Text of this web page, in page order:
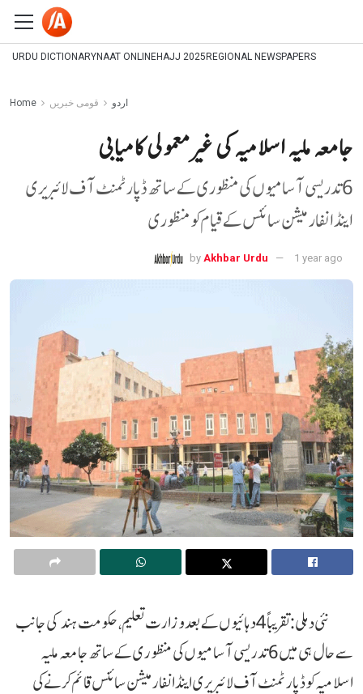
URDU DICTIONARYNAAT ONLINEHAJJ 2025 REGIONAL NEWSPAPERS
Home اردو قومی خبریں
جامعہ ملیہ اسلامیہ کی غیر معمولی کامیابی
6 تدریسی آسامیوں کی منظوری کے ساتھ ڈپارٹمنٹ آف لائبریری
اینڈ انفارمیشن سائنس کےقیام کو منظوری
by Akhbar Urdu 1 year ago
نئی دہلی: تقریباً 4 دہائیوں کے بعد وزارت تعلیم، حکومت ہند کی جانب
سے حال ہی میں 6 تدریسی آسامیوں کی منظوری کے ساتھ جامعہ ملیہ
اسلامیہ کو ڈپارٹمنٹ آف لائبریری اینڈ انفارمیشن سائنس قائم کرنے کی